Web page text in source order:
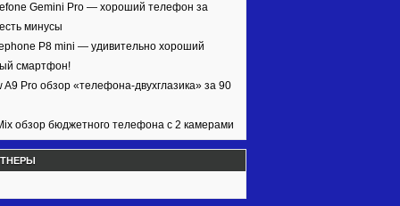
Gemini Pro — хороший телефон за
минусы
P8 mini — удивительно хороший
смартфон!
A9 Pro обзор «телефона-двухглазика» за 90
обзор бюджетного телефона с 2 камерами